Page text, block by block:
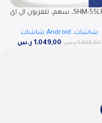
SHM-55LPS، سهم، تلفزيون ال اي
55 بوصة، أندرويد 13
شاشات, Android شاشات
1.999,00 ر.س 1.049,00 ر.س